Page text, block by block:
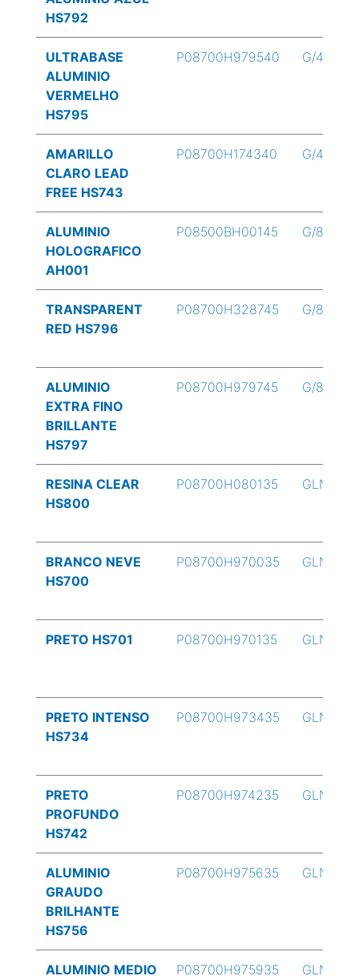
HS792
ULTRABASE
ALUMINIO
VERMELHO
HS795
P08700H979540 G/4
AMARILLO
CLARO LEAD
FREE HS743
P08700H174340 G/4
ALUMINIO
HOLOGRAFICO
AH001
P08500BH00145 G/8
TRANSPARENT
RED HS796
P08700H328745 G/8
ALUMINIO
EXTRA FINO
BRILLANTE
HS797
P08700H979745 G/8
RESINA CLEAR
HS800
P08700H080135 GLN
BRANCO NEVE
HS700
P08700H970035 GLN
PRETO HS701 P08700H970135 GLN
PRETO INTENSO
HS734
P08700H973435 GLN
PRETO
PROFUNDO
HS742
P08700H974235 GLN
ALUMINIO
GRAUDO
BRILHANTE
HS756
P08700H975635 GLN
ALUMINIO MEDIO
P08700H975935 GLN